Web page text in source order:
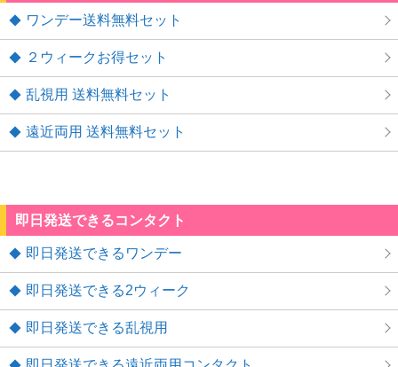
ワンデー送料無料セット
２ウィークお得セット
乱視用 送料無料セット
遠近両用 送料無料セット
即日発送できるコンタクト
即日発送できるワンデー
即日発送できる2ウィーク
即日発送できる乱視用